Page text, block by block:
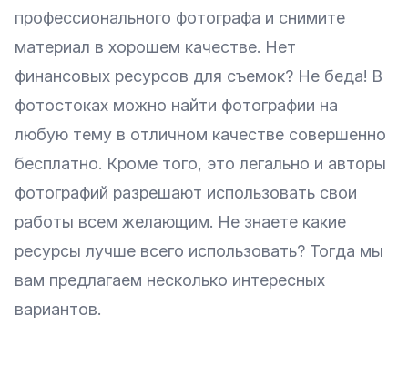
профессионального фотографа и снимите
материал в хорошем качестве. Нет
финансовых ресурсов для съемок? Не беда! В
фотостоках можно найти фотографии на
любую тему в отличном качестве совершенно
бесплатно. Кроме того, это легально и авторы
фотографий разрешают использовать свои
работы всем желающим. Не знаете какие
ресурсы лучше всего использовать? Тогда мы
вам предлагаем несколько интересных
вариантов.